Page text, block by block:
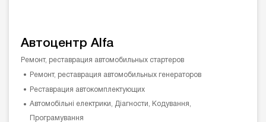
Автоцентр Alfa
Ремонт, реставрация автомобильных стартеров
Ремонт, реставрация автомобильных генераторов
Реставрация автокомплектующих
Автомобільні електрики, Діагности, Кодування,
Програмування